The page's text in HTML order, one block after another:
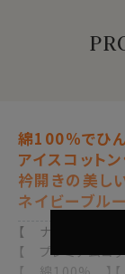
綿100％でひ
アイスコット
衿開きの美し
ネイビーブル
【 ナチュラルフ
【 プレミアムコ